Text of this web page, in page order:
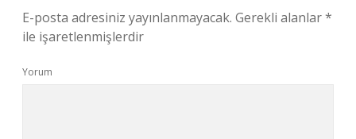
E-posta adresiniz yayınlanmayacak. Gerekli alanlar*
ile işaretlenmişlerdir
Yorum